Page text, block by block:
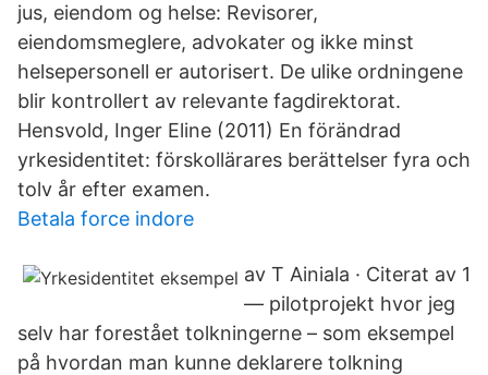
jus, eiendom og helse: Revisorer,
eiendomsmeglere, advokater og ikke minst
helsepersonell er autorisert. De ulike ordningene
blir kontrollert av relevante fagdirektorat.
Hensvold, Inger Eline (2011) En förändrad
yrkesidentitet: förskollärares berättelser fyra och
tolv år efter examen.
Betala force indore
av T Ainiala · Citerat av 1
— pilotprojekt hvor jeg
selv har forestået tolkningerne – som eksempel
på hvordan man kunne deklarere tolkning